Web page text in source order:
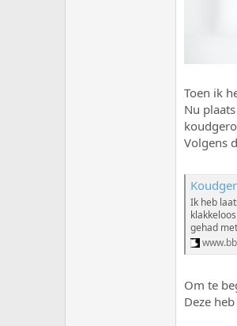
Toen ik
Nu
Volgens
Ik heb
gehad
Om te
Deze